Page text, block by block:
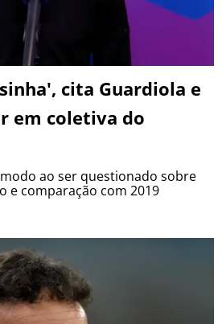
cita Guardiola e
em coletiva do
ao ser questionado sobre
e comparação com 2019